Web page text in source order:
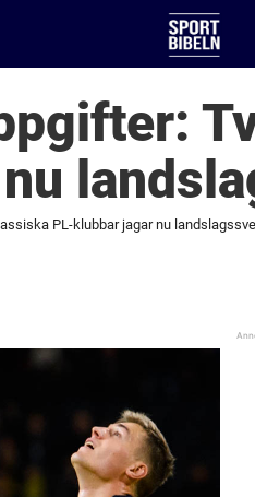
PL-klubbar jagar nu